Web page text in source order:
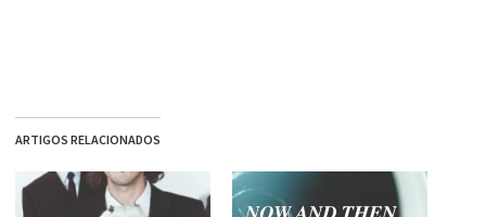
ARTIGOS RELACIONADOS